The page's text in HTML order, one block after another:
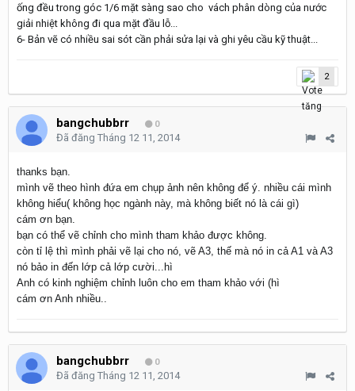
ống đều trong góc 1/6 mặt sàng sao cho vách phân dòng của nước
giải nhiệt không đi qua mặt đầu lỗ...
6- Bản vẽ có nhiều sai sót cần phải sửa lại và ghi yêu cầu kỹ thuật...
2
bangchubbrr 0
Đã đăng Tháng 12 11, 2014
thanks bạn.
mình vẽ theo hình đứa em chụp ảnh nên không để ý. nhiều cái mình
không hiểu( không học ngành này, mà không biết nó là cái gì)
cám ơn bạn.
bạn có thể vẽ chỉnh cho mình tham khảo được không.
còn tỉ lệ thì mình phải vẽ lại cho nó, vẽ A3, thế mà nó in cả A1 và A3
nó bảo in đến lớp cả lớp cười...hì
Anh có kinh nghiệm chỉnh luôn cho em tham khảo với (hì
cám ơn Anh nhiều..
bangchubbrr 0
Đã đăng Tháng 12 11, 2014